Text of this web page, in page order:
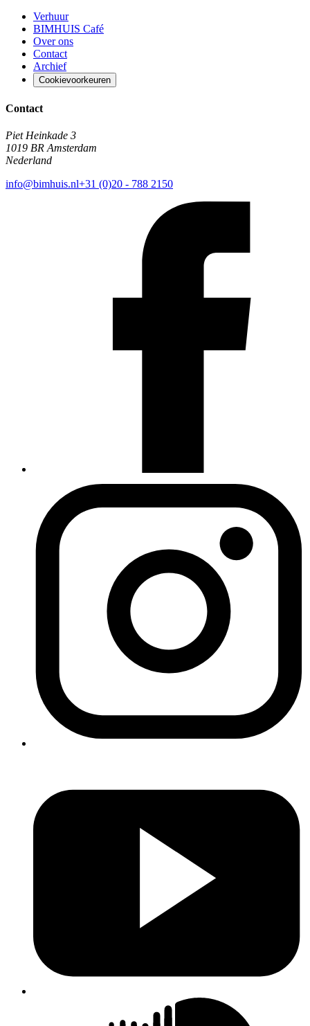
Verhuur
BIMHUIS Café
Over ons
Contact
Archief
Cookievoorkeuren
Contact
Piet Heinkade 3
1019 BR Amsterdam
Nederland
info@bimhuis.nl+31 (0)20 - 788 2150